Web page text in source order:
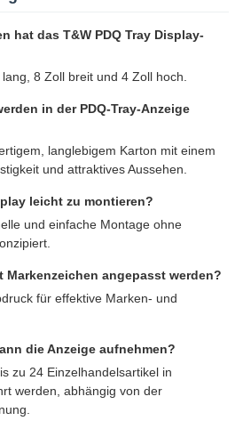
hat das T&W PDQ Tray Display-
8 Zoll breit und 4 Zoll hoch.
in der PDQ-Tray-Anzeige
langlebigem Karton mit einem
und attraktives Aussehen.
leicht zu montieren?
und einfache Montage ohne
Markenzeichen angepasst werden?
für effektive Marken- und
die Anzeige aufnehmen?
zu 24 Einzelhandelsartikel in
werden, abhängig von der